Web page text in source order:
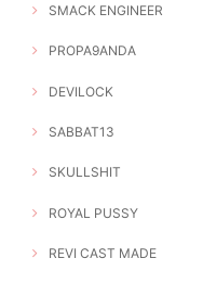
SMACK ENGINEER
PROPA9ANDA
DEVILOCK
SABBAT13
SKULLSHIT
ROYAL PUSSY
REVI CAST MADE